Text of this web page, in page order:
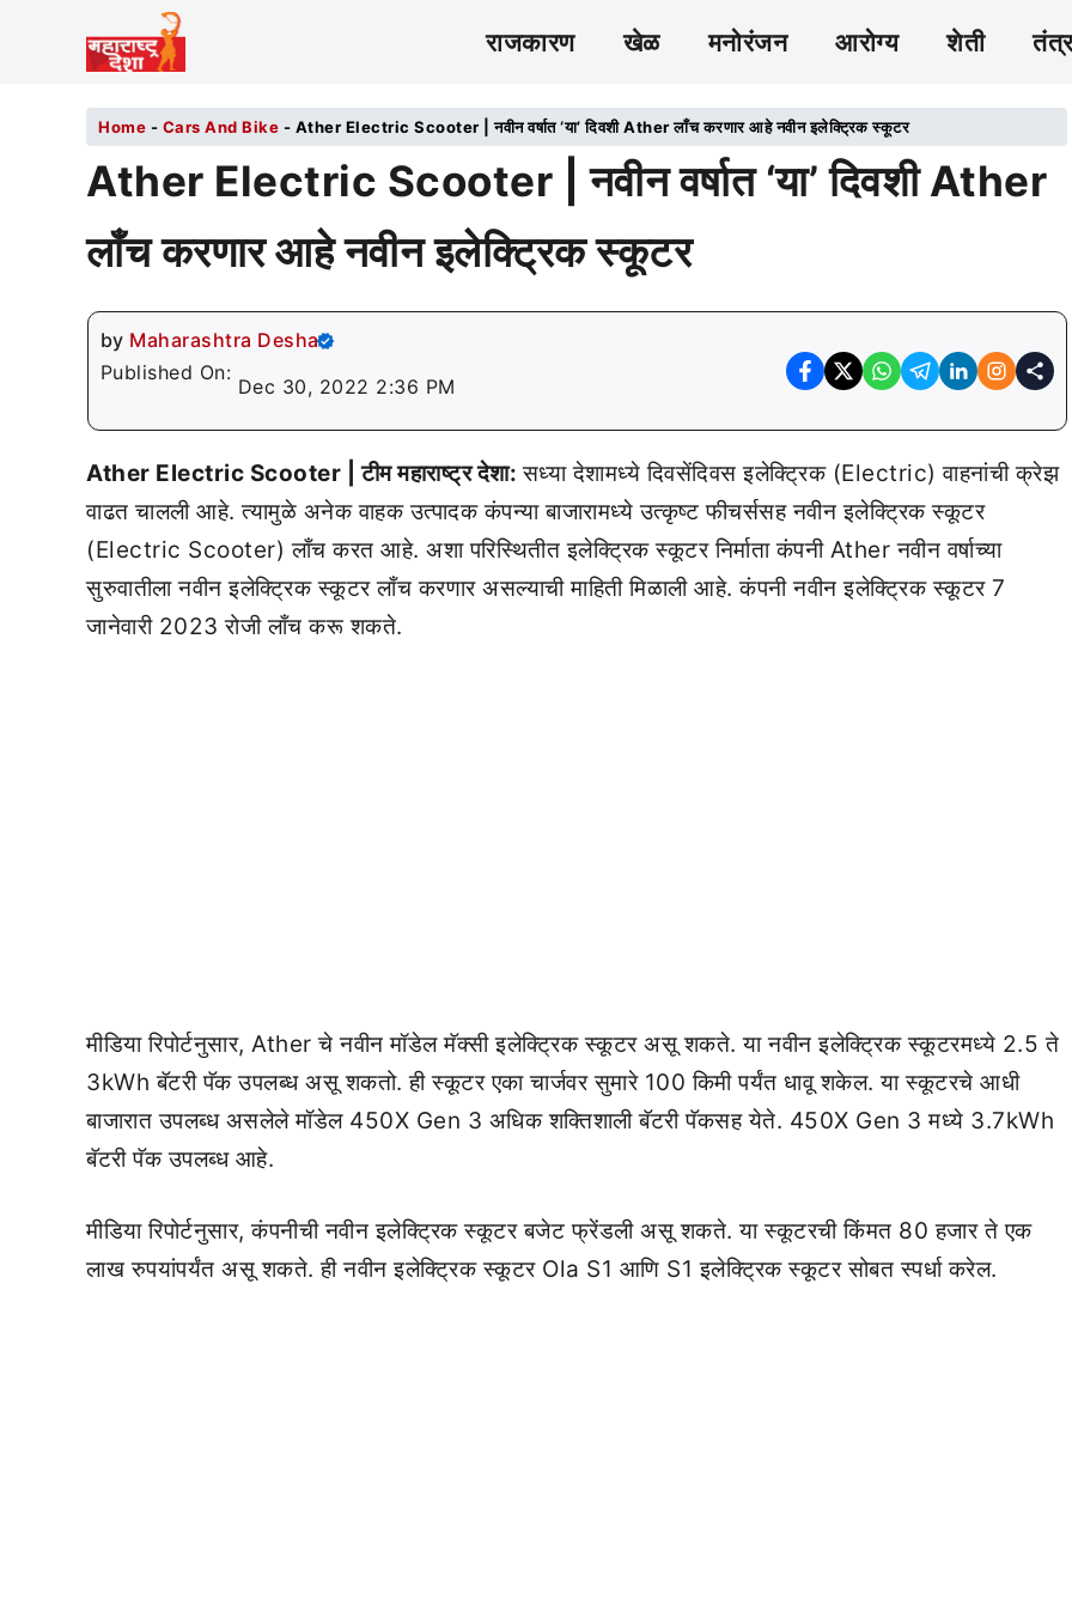
राजकारण खेळ मनोरंजन आरोग्य शेती
Home - Cars And Bike - Ather Electric Scooter | नवीन वर्षात ‘या’ दिवशी Ather लाँच करणार आहे नवीन इलेक्ट्रिक स्कूटर
Ather Electric Scooter | नवीन वर्षात ‘या’ दिवशी Ather
लाँच करणार आहे नवीन इलेक्ट्रिक स्कूटर
by Maharashtra Desha
Published On:
Dec 30, 2022 2:36 PM
Ather Electric Scooter | टीम महाराष्ट्र देशा:सध्या देशामध्ये दिवसेंदिवस इलेक्ट्रिक (Electric) वाहनांची क्रेझ
वाढत चालली आहे. त्यामुळे अनेक वाहक उत्पादक कंपन्या बाजारामध्ये उत्कृष्ट फीचर्ससह नवीन इलेक्ट्रिक स्कूटर
(Electric Scooter) लाँच करत आहे. अशा परिस्थितीत इलेक्ट्रिक स्कूटर निर्माता कंपनी Ather नवीन वर्षाच्या
सुरुवातीला नवीन इलेक्ट्रिक स्कूटर लाँच करणार असल्याची माहिती मिळाली आहे. कंपनी नवीन इलेक्ट्रिक स्कूटर 7
जानेवारी 2023 रोजी लाँच करू शकते.
मीडिया रिपोर्टनुसार, Ather चे नवीन मॉडेल मॅक्सी इलेक्ट्रिक स्कूटर असू शकते. या नवीन इलेक्ट्रिक स्कूटरमध्ये 2.5 ते
3kWh बॅटरी पॅक उपलब्ध असू शकतो. ही स्कूटर एका चार्जवर सुमारे 100 किमी पर्यंत धावू शकेल. या स्कूटरचे आधी
बाजारात उपलब्ध असलेले मॉडेल 450X Gen 3 अधिक शक्तिशाली बॅटरी पॅकसह येते. 450X Gen 3 मध्ये 3.7kWh
बॅटरी पॅक उपलब्ध आहे.
मीडिया रिपोर्टनुसार, कंपनीची नवीन इलेक्ट्रिक स्कूटर बजेट फ्रेंडली असू शकते. या स्कूटरची किंमत 80 हजार ते एक
लाख रुपयांपर्यंत असू शकते. ही नवीन इलेक्ट्रिक स्कूटर Ola S1 आणि S1 इलेक्ट्रिक स्कूटर सोबत स्पर्धा करेल.